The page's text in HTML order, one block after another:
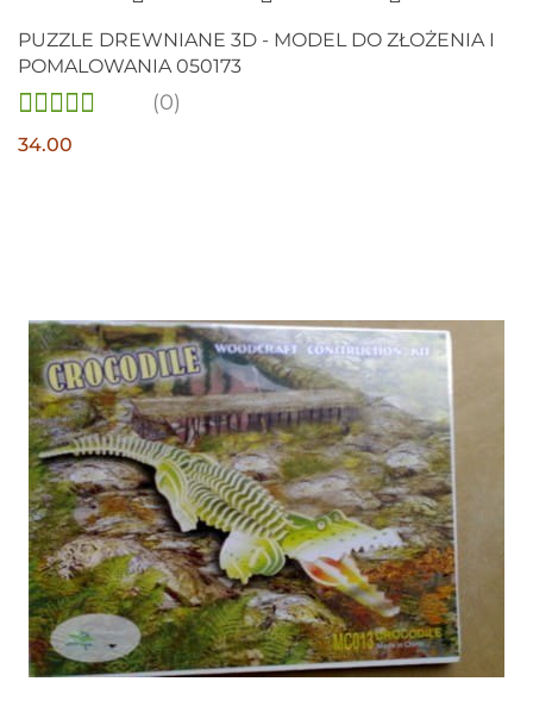
PUZZLE DREWNIANE 3D - MODEL DO ZŁOŻENIA I
POMALOWANIA 050173
(0)
34.00